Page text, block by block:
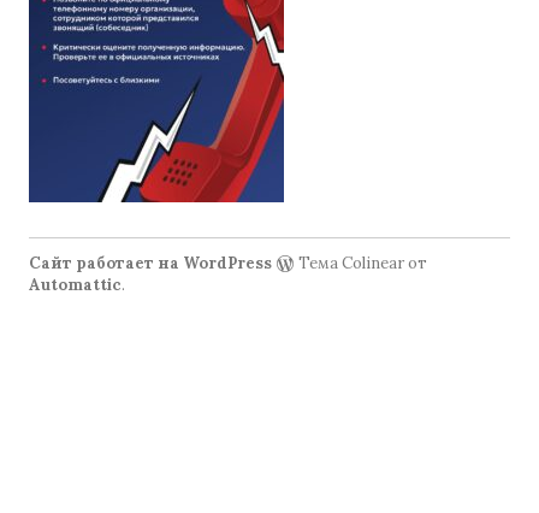
Сайт работает на WordPress
Тема Colinear от
Automattic.